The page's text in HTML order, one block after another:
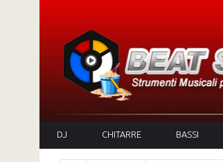
DJ CHITARRE BASSI